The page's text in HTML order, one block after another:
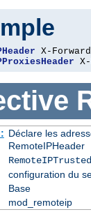
Déclare les
RemoteIPHeader
configuration du
Base
mod_remoteip